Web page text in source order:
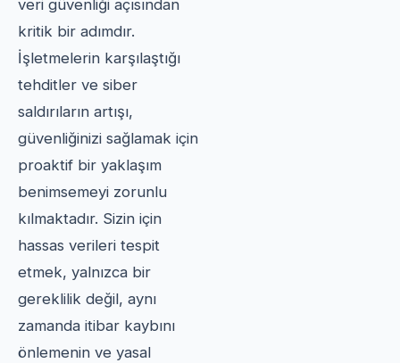
veri güvenliği açısından
kritik bir adımdır.
İşletmelerin karşılaştığı
tehditler ve siber
saldırıların artışı,
güvenliğinizi sağlamak için
proaktif bir yaklaşım
benimsemeyi zorunlu
kılmaktadır. Sizin için
hassas verileri tespit
etmek, yalnızca bir
gereklilik değil, aynı
zamanda itibar kaybını
önlemenin ve yasal